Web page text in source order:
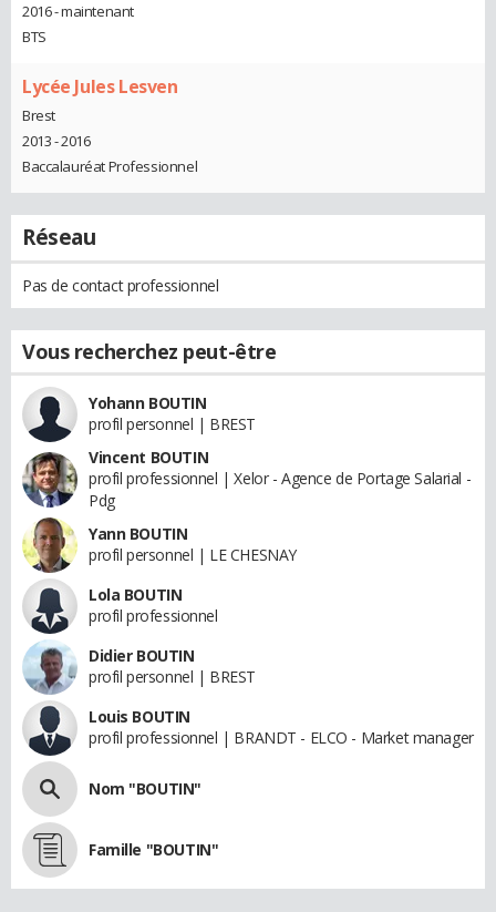
2016 - maintenant
BTS
Lycée Jules Lesven
Brest
2013 - 2016
Baccalauréat Professionnel
Réseau
Pas de contact professionnel
Vous recherchez peut-être
Yohann BOUTIN
profil personnel | BREST
Vincent BOUTIN
profil professionnel | Xelor - Agence de Portage Salarial -
Pdg
Yann BOUTIN
profil personnel | LE CHESNAY
Lola BOUTIN
profil professionnel
Didier BOUTIN
profil personnel | BREST
Louis BOUTIN
profil professionnel | BRANDT - ELCO - Market manager
Nom "BOUTIN"
Famille "BOUTIN"